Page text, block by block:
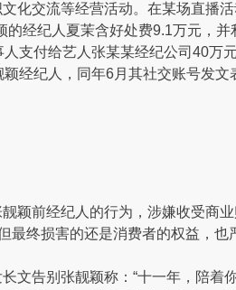
化交流等经营活动。在某场直播
的经纪人夏茉含好处费9.1万元，
支付给艺人张某某经纪公司40万元
经纪人，同年6月其社交账号发文
颖前经纪人的行为，涉嫌收受商
最终损害的还是消费者的权益，
文告别张靓颖称：“十一年，陪